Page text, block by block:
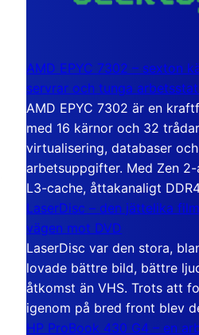
AMD EPYC 7302 – sexton
servrar och tunga
AMD EPYC 7302 är en
med 16 kärnor och 32
virtualisering, databaser
arbetsuppgifter. Med Zen
L3-cache, åttakanaligt
LaserDisc – den jättelika
vägen mot DVD
LaserDisc var den stora,
lovade bättre bild, bättre
åtkomst än VHS. Trots att
igenom på bred front blev
HP ProBook 430 G4 – en